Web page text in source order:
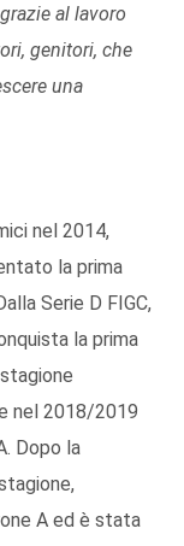
al lavoro
genitori, che
una
nel 2014,
la prima
Serie D FIGC,
la prima
nel 2018/2019
Dopo la
A ed è stata